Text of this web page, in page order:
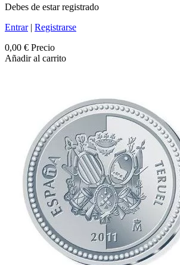
Debes de estar registrado
Entrar| Registrarse
0,00 € Precio
Añadir al carrito